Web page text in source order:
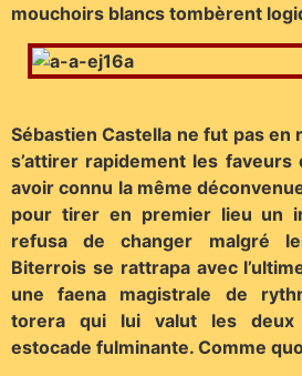
mouchoirs blancs tombèrent
Sébastien Castella ne fut pas en
s’attirer rapidement les faveurs
avoir connu la même
pour tirer en premier lieu un
refusa de changer malgré
Biterrois se rattrapa avec
une faena magistrale de
torera qui lui valut les deux
estocade fulminante. Comme